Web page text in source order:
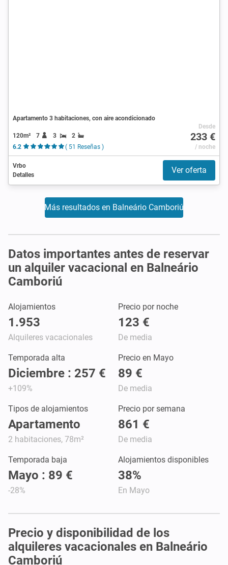
Apartamento 3 habitaciones, con aire acondicionado
120m² 7 3
2
6.2
( 51 Reseñas )
Desde
233 €
/ noche
Vrbo
Detalles
Ver oferta
Más resultados en Balneário Camboriú
Datos importantes antes de reservar
un alquiler vacacional en Balneário
Camboriú
Alojamientos
1.953
Alquileres vacacionales
Precio por noche
123 €
De media
Temporada alta
Diciembre : 257 €
+109%
Precio en Mayo
89 €
De media
Tipos de alojamientos
Apartamento
2 habitaciones, 78m²
Precio por semana
861 €
De media
Temporada baja
Mayo : 89 €
-28%
Alojamientos disponibles
38%
En Mayo
Precio y disponibilidad de los
alquileres vacacionales en Balneário
Camboriú